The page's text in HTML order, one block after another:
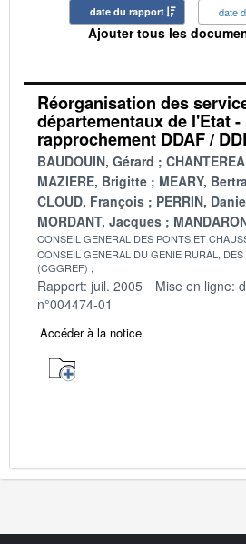
date du rapport date
Ajouter tous les
Réorganisation des
départementaux de l'Etat
rapprochement DDAF /
BAUDOUIN, Gérard
MAZIERE, Brigitte
MEARY,
CLOUD, François
PERRIN,
MORDANT, Jacques
CONSEIL GENERAL DES PONTS ET
CONSEIL GENERAL DU GENIE RURAL,
(CGGREF)
Rapport: juil. 2005 Mise en ligne:
n°004474-01
Accéder à la notice